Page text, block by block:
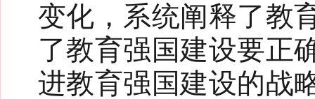
变化，系统阐释了教
了教育强国建设要正
进教育强国建设的战